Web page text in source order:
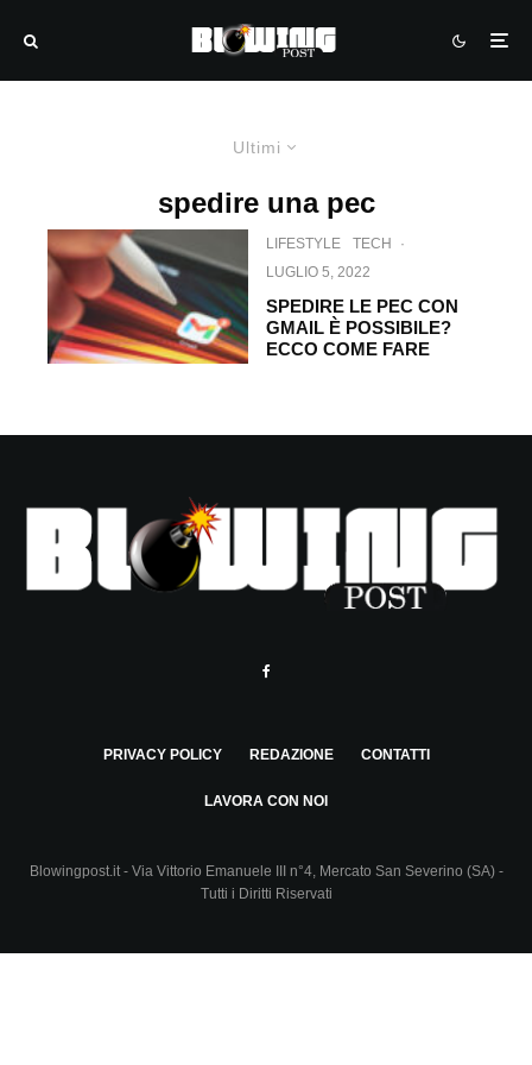
Ultimi
spedire una pec
LIFESTYLE TECH
·
LUGLIO 5, 2022
SPEDIRE LE PEC CON
GMAIL È POSSIBILE?
ECCO COME FARE
PRIVACY POLICY REDAZIONE CONTATTI
LAVORA CON NOI
Blowingpost.it - Via Vittorio Emanuele III n°4, Mercato San Severino (SA) -
Tutti i Diritti Riservati